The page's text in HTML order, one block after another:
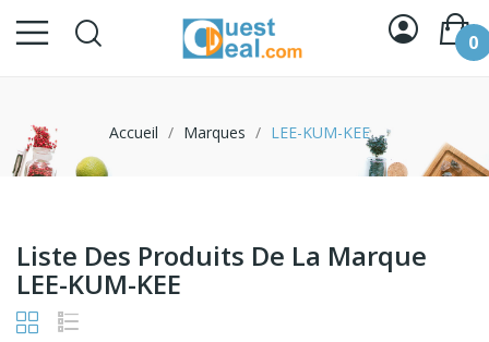
0
Accueil Marques LEE-KUM-KEE
Liste Des Produits De La Marque
LEE-KUM-KEE